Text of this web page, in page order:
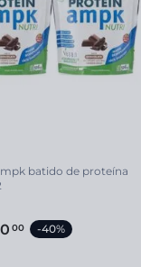
batido de proteína
00 -40%